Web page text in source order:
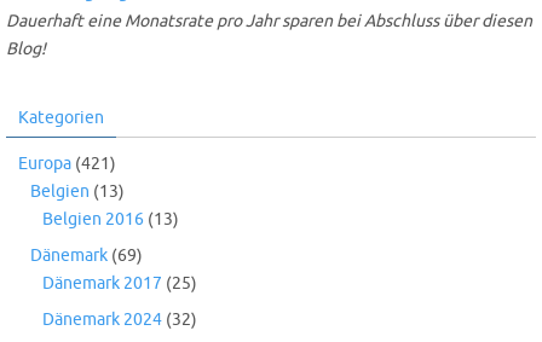
Dauerhaft eine Monatsrate pro Jahr sparen bei Abschluss über diesen
Blog!
Kategorien
Europa (421)
Belgien (13)
Belgien 2016 (13)
Dänemark (69)
Dänemark 2017 (25)
Dänemark 2024 (32)